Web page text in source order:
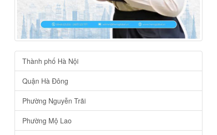
Thành phố Hà Nội
Quận Hà Đông
Phường Nguyễn Trãi
Phường Mộ Lao